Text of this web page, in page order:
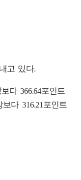
고 있다.
다 366.64포인트
다 316.21포인트